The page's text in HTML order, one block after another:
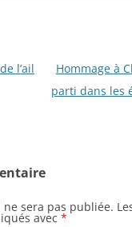
l’ail
Hommage à
parti dans les
sera pas publiée.
avec *